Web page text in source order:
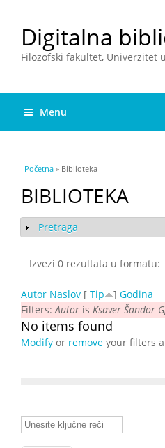
Digitalna
Filozofski fakultet, Univerzitet
Menu
You are here
Početna » Biblioteka
BIBLIOTEKA
Show
Pretraga
Izvezi 0 rezultata u formatu:
Autor Naslov [ Tip ] Godina
Filters: Autor is Ksaver Šandor
No items found
Modify or remove your filters
Unesite ključne reči